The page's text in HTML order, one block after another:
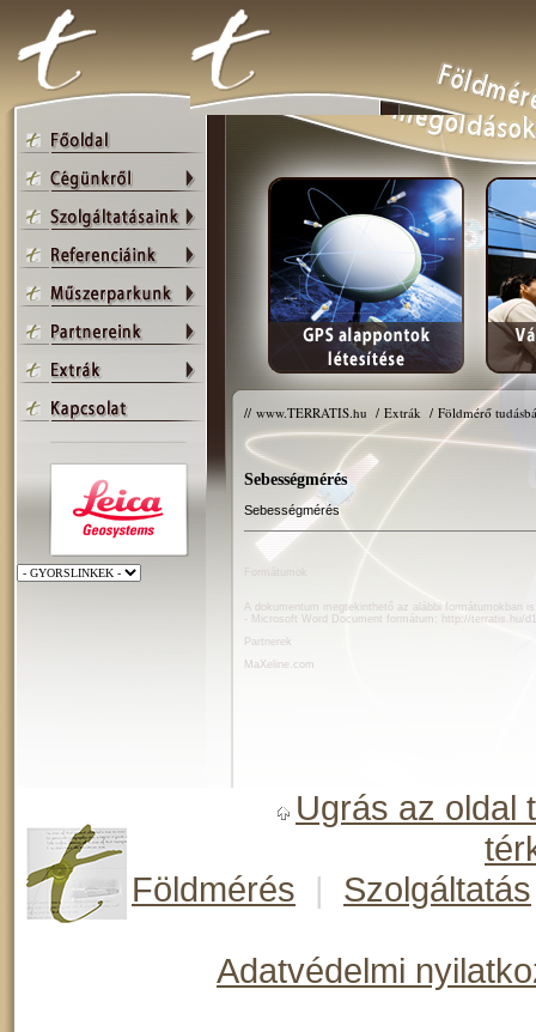
// www.TERRATIS.hu / Extrák / Földmérő
Sebességmérés
Sebességmérés
A dokumentum megtekinthető az alábbi formátumokban
- Microsoft Word Document formátum:
http://terratis.hu/
Partnerek
MaXeline.com
Ugrás az oldal
Földmérés
| Szolgáltatás
Adatvédelmi